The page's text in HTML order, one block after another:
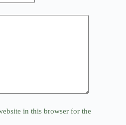
in this browser for the